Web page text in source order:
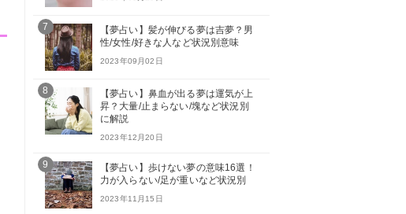
7
【夢占い】髪が伸びる夢は吉夢？男
性/女性/好きな人など状況別意味
2023年09月02日
8
【夢占い】鼻血が出る夢は運気が上
昇？大量/止まらない/塊など状況別
に解説
2023年12月20日
9
【夢占い】歩けない夢の意味16選！
力が入らない/足が重いなど状況別
2023年11月15日